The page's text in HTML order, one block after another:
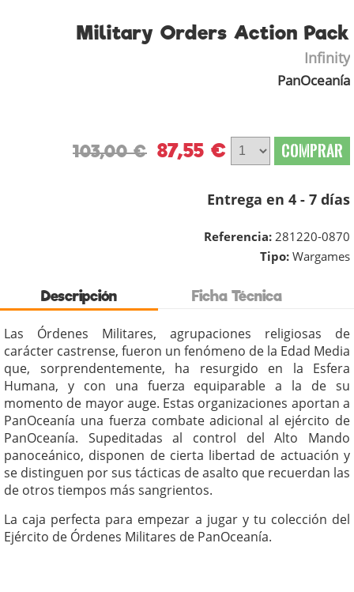
Military Orders Action Pack
Infinity
PanOceanía
103,00 € 87,55 € COMPRAR
Entrega en 4 - 7 días
Referencia: 281220-0870
Tipo: Wargames
Descripción Ficha Técnica
Las Órdenes Militares, agrupaciones religiosas de
carácter castrense, fueron un fenómeno de la Edad Media
que, sorprendentemente, ha resurgido en la Esfera
Humana, y con una fuerza equiparable a la de su
momento de mayor auge. Estas organizaciones aportan a
PanOceanía una fuerza combate adicional al ejército de
PanOceanía. Supeditadas al control del Alto Mando
panoceánico, disponen de cierta libertad de actuación y
se distinguen por sus tácticas de asalto que recuerdan las
de otros tiempos más sangrientos.
La caja perfecta para empezar a jugar y tu colección del
Ejército de Órdenes Militares de PanOceanía.